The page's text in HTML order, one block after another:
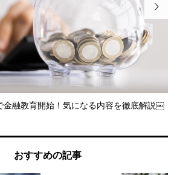
金融教育開始！気になる内容を徹底解説￼

おすすめの記事